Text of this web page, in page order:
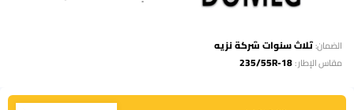
الضمان:ثلاث سنوات شركة نزيه
مقاس الإطار:
235/55R-18